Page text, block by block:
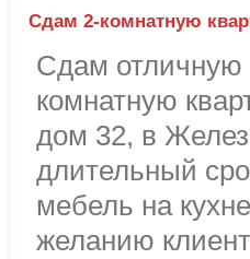
Сдам 2-комнатную
Сдам
комнатную
дом 32, в
длительный
мебель на
желанию